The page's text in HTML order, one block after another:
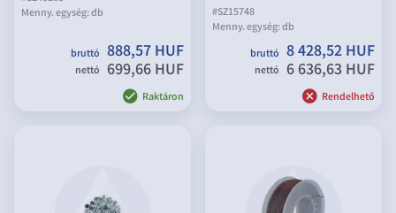
Menny. egység:db
bruttó 888,57 HUF
nettó 699,66 HUF
Raktáron
#SZ15748
Menny. egység:db
bruttó 8 428,52 HUF
nettó 6 636,63 HUF
Rendelhető